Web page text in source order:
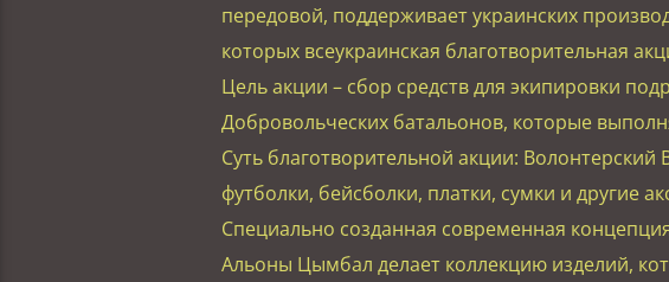
передовой, поддерживает украинских
которых всеукраинская благотворительная
Цель акции – сбор средств для экипировки
Добровольческих батальонов, которые
Суть благотворительной акции:
футболки, бейсболки, платки, сумки и другие
Специально созданная современная
Альоны Цымбал делает коллекцию изделий,